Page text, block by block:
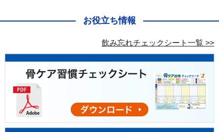
お役立ち情報
飲み忘れチェックシート一覧 >>